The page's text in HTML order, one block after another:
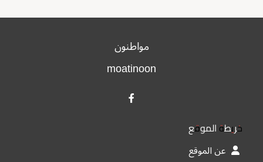
مواطنون
moatinoon
خريطة الموقع
عن الموقع